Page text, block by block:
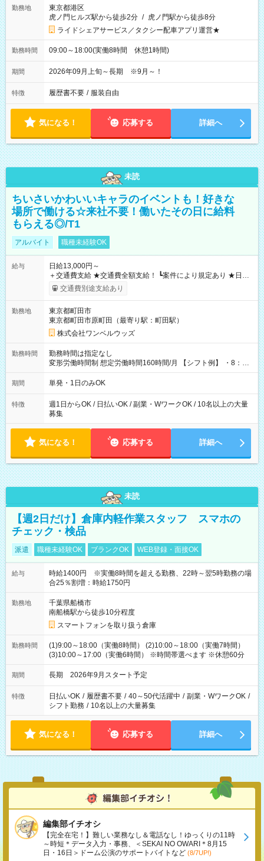
勤務地
東京都港区
虎ノ門ヒルズ駅から徒歩2分 / 虎ノ門駅から徒歩8分
ライドシェアサービス／タクシー配車アプリ運営★
勤務時間 09:00～18:00(実働8時間 休憩1時間)
期間 2026年09月上旬～長期 ※9月～！
特徴 履歴書不要 / 服装自由
気になる！ 応募する 詳細へ
未読
ちいさいかわいいキャラのイベントも！好きな
場所で働ける☆来社不要！働いたその日に給料
もらえる◎/T1
アルバイト 職種未経験OK
給与
日給13,000円～
＋交通費支給 ★交通費全額支給！ ┗案件により規定あり ★日払
いOK！（規定あり） ┗働いたその日に現金GET♪ お仕事後はコ
ンビニATMから 日払い分を引き落とせます！ 【試用期間】試
交通費別途支給あり
勤務地
東京都町田市
東京都町田市原町田（最寄り駅：町田駅）
株式会社ワンベルウッズ
勤務時間
勤務時間は指定なし
変形労働時間制 想定労働時間160時間/月 【シフト例】 ・8：00
～21：00
期間 単発・1日のみOK
特徴
週1日からOK / 日払いOK / 副業・WワークOK / 10名以上の大量
募集
気になる！ 応募する 詳細へ
未読
【週2日だけ】倉庫内軽作業スタッフ スマホの
チェック・検品
派遣 職種未経験OK ブランクOK WEB登録・面接OK
給与
時給1400円 ※実働8時間を超える勤務、22時～翌5時勤務の場
合25％割増：時給1750円
勤務地
千葉県船橋市
南船橋駅から徒歩10分程度
スマートフォンを取り扱う倉庫
勤務時間
(1)9:00～18:00（実働8時間） (2)10:00～18:00（実働7時間）
(3)10:00～17:00（実働6時間） ※時間帯選べます ※休憩60分
期間 長期 2026年9月スタート予定
特徴 日払いOK / 履歴書不要 / 40～50代活躍中 / 副業・WワークOK /
シフト勤務 / 10名以上の大量募集
気になる！ 応募する 詳細へ
編集部イチオシ
【完全在宅！】難しい業務なし＆電話なし！ゆっくりの11時
～時短＊データ入力・事務、＜SEKAI NO OWARI＊8月15
日・16日＞ドーム公演のサポートバイトなど (8/7UP!)